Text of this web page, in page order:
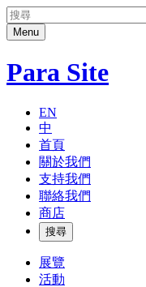
Menu
Para Site
EN
中
首頁
關於我們
支持我們
聯絡我們
商店
搜尋
展覽
活動